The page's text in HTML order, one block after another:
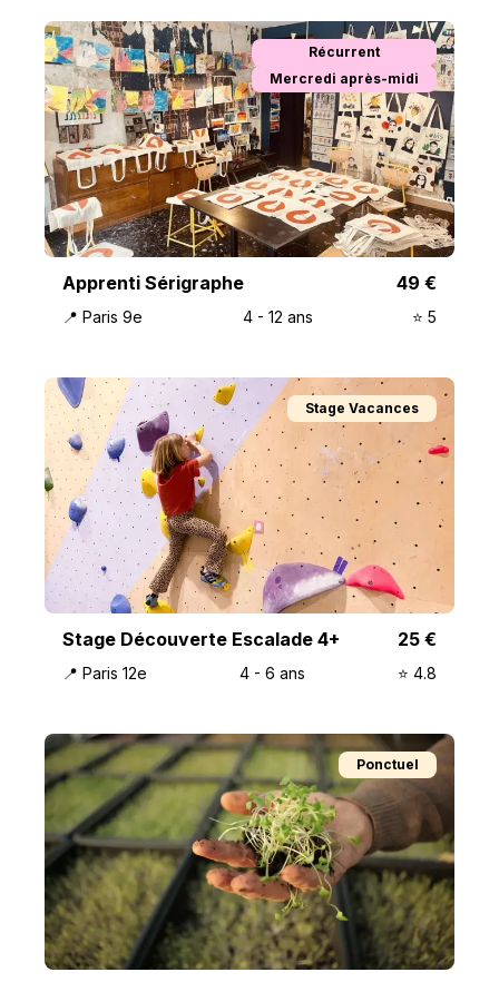
Récurrent
Mercredi après-midi
Apprenti Sérigraphe 49 €
📍 Paris 9e 4- 12 ans ⭐️ 5
Stage Vacances
Stage Découverte Escalade 4+ 25 €
📍 Paris 12e 4 - 6 ans ⭐️ 4.8
Ponctuel